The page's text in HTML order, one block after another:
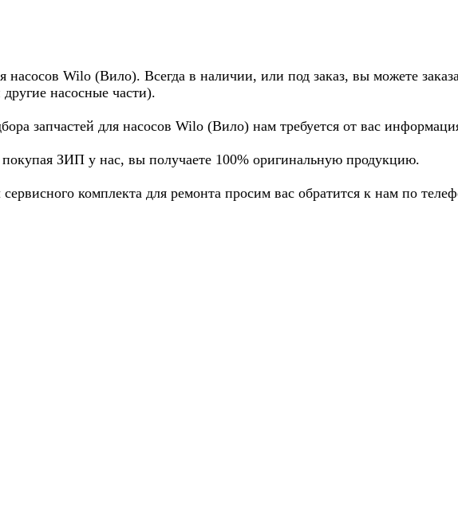
насосов Wilo (Вило). Всегда в наличии, или под заказ, вы можете
насосные части).
запчастей для насосов Wilo (Вило) нам требуется от вас
ЗИП у нас, вы получаете 100% оригинальную продукцию.
комплекта для ремонта просим вас обратится к нам по